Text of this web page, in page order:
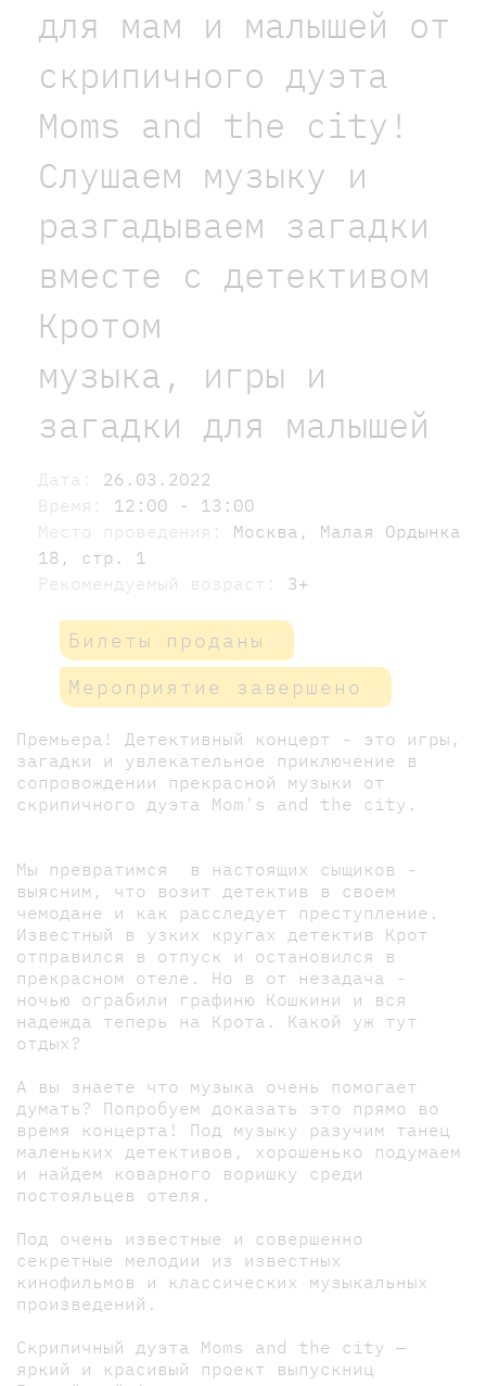
для мам и малышей от
скрипичного дуэта
Moms and the city!
Слушаем музыку и
разгадываем загадки
вместе с детективом
Кротом
музыка, игры и
загадки для малышей
Дата: 26.03.2022
Время: 12:00 - 13:00
Место проведения: Москва, Малая Ордынка
18, стр. 1
Рекомендуемый возраст: 3+
Билеты проданы
Мероприятие завершено
Премьера! Детективный концерт - это игры,
загадки и увлекательное приключение в
сопровождении прекрасной музыки от
скрипичного дуэта Mom's and the city.
Мы превратимся в настоящих сыщиков -
выясним, что возит детектив в своем
чемодане и как расследует преступление.
Известный в узких кругах детектив Крот
отправился в отпуск и остановился в
прекрасном отеле. Но в от незадача -
ночью ограбили графиню Кошкини и вся
надежда теперь на Крота. Какой уж тут
отдых?
А вы знаете что музыка очень помогает
думать? Попробуем доказать это прямо во
время концерта! Под музыку разучим танец
маленьких детективов, хорошенько подумаем
и найдем коварного воришку среди
постояльцев отеля.
Под очень известные и совершенно
секретные мелодии из известных
кинофильмов и классических музыкальных
произведений.
Скрипичный дуэта Moms and the city —
яркий и красивый проект выпускниц